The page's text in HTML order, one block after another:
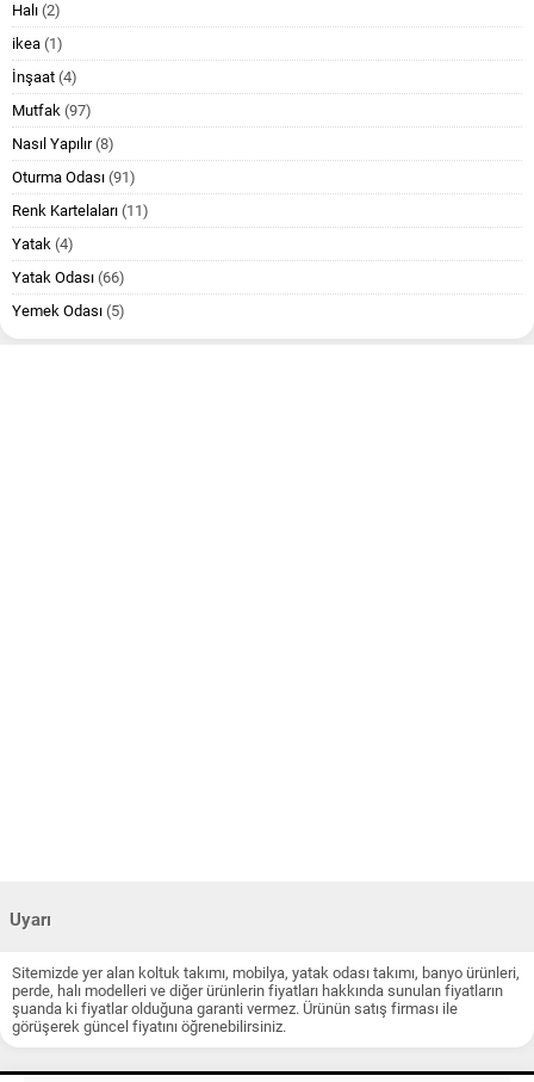
Halı (2)
ikea (1)
İnşaat (4)
Mutfak (97)
Nasıl Yapılır(8)
Oturma Odası (91)
Renk Kartelaları (11)
Yatak (4)
Yatak Odası (66)
Yemek Odası (5)
Uyarı
Sitemizde yer alan koltuk takımı, mobilya, yatak odası takımı, banyo ürünleri,
perde, halı modelleri ve diğer ürünlerin fiyatları hakkında sunulan fiyatların
şuanda ki fiyatlar olduğuna garanti vermez. Ürünün satış firması ile
görüşerek güncel fiyatını öğrenebilirsiniz.